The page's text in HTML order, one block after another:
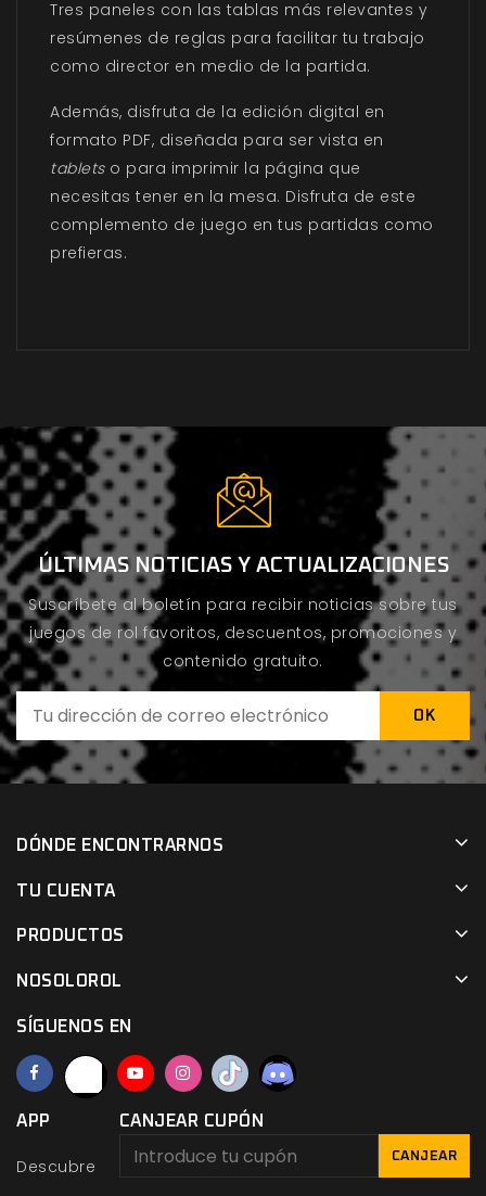
Tres paneles con las tablas más relevantes y
resúmenes de reglas para facilitar tu trabajo
como director en medio de la partida.
Además, disfruta de la edición digital en
formato PDF, diseñada para ser vista en
tabletso para imprimir la página que
necesitas tener en la mesa. Disfruta de este
complemento de juego en tus partidas como
prefieras.
ÚLTIMAS NOTICIAS Y ACTUALIZACIONES
Suscríbete al boletín para recibir noticias sobre tus
juegos de rol favoritos, descuentos, promociones y
contenido gratuito.
DÓNDE ENCONTRARNOS
TU CUENTA
PRODUCTOS
NOSOLOROL
SÍGUENOS EN
APP
Descubre
CANJEAR CUPÓN
CANJEAR